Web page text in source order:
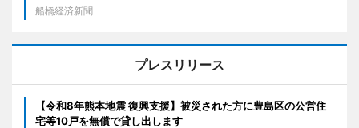
船橋経済新聞
プレスリリース
【令和8年熊本地震 復興支援】被災された方に豊島区の公営住
宅等10戸を無償で貸し出します